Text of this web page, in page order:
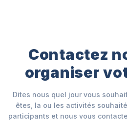
Contactez
organiser
Dites nous quel jour vous
êtes, la ou les activités
participants et nous vous